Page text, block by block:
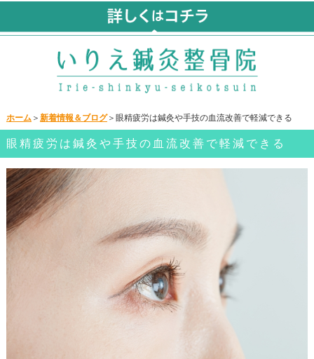
ホーム＞ 新着情報＆ブログ＞眼精疲労は鍼灸や手技の血流改善で軽減できる
眼精疲労は鍼灸や手技の血流改善で軽減できる